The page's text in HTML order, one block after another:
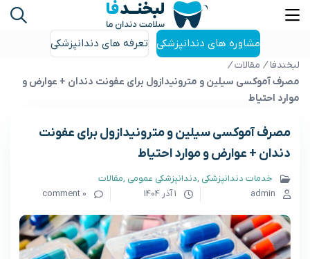
مشاوره های دندانپزشکی تعرفه های دندانپزشکی
لبخندفا / مقالات /
مصرف آموکسی سیلین و مترونیدازول برای عفونت دندان + عوارض و
موارد احتیاط
مصرف آموکسی سیلین و مترونیدازول برای عفونت
دندان + عوارض و موارد احتیاط
خدمات دندانپزشکی دندانپزشکی عمومی مقالات
admin
1 آذر 1404 0 comment